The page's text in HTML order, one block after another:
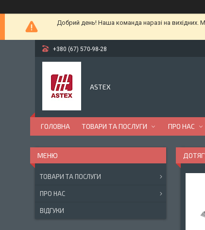
Добрий день! Наша команда наразі на вихідних.
+380 (67) 570-98-28
ASTEX
ГОЛОВНА ТОВАРИ ТА ПОСЛУГИ ПРО НАС
ТОВАРИ ТА ПОСЛУГИ
ПРО НАС
ВІДГУКИ